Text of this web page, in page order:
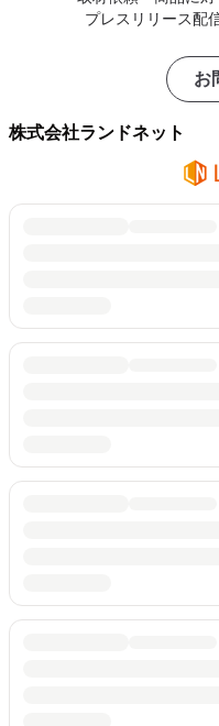
プレスリリース配
お
株式会社ランドネット